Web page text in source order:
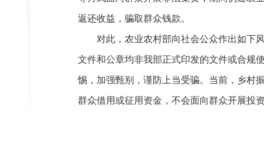
返还收益，骗取群众钱款。
对此，农业农村部向社会公众作出如下
文件和公章均非我部正式印发的文件或合规
惕，加强甄别，谨防上当受骗。当前，乡村
群众借用或征用资金，不会面向群众开展投